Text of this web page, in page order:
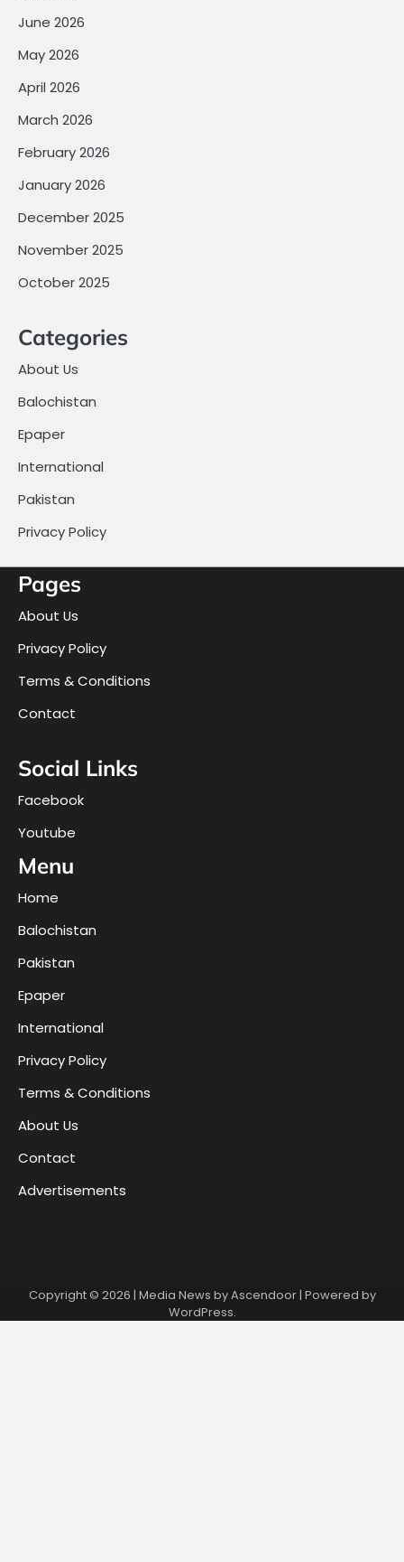
June 2026
May 2026
April 2026
March 2026
February 2026
January 2026
December 2025
November 2025
October 2025
Categories
About Us
Balochistan
Epaper
International
Pakistan
Privacy Policy
Pages
About Us
Privacy Policy
Terms & Conditions
Contact
Social Links
Facebook
Youtube
Menu
Home
Balochistan
Pakistan
Epaper
International
Privacy Policy
Terms & Conditions
About Us
Contact
Advertisements
Copyright © 2026 | Media News byAscendoor| Powered by
WordPress.